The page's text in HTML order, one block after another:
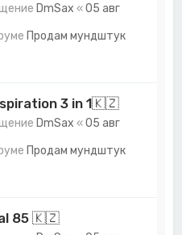
DmSax «05 авг
Продам мундштук
3 in 1🇰🇿
DmSax «05 авг
Продам мундштук
85 🇰🇿